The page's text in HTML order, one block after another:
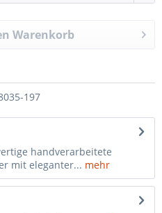
Warenkorb
197
handverarbeitete
mit eleganter... mehr